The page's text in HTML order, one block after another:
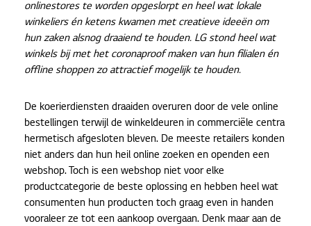
onlinestores te worden opgeslorpt en heel wat lokale
winkeliers én ketens kwamen met creatieve ideeën om
hun zaken alsnog draaiend te houden. LG stond heel wat
winkels bij met het coronaproof maken van hun filialen én
offline shoppen zo attractief mogelijk te houden.
De koerierdiensten draaiden overuren door de vele online
bestellingen terwijl de winkeldeuren in commerciële centra
hermetisch afgesloten bleven. De meeste retailers konden
niet anders dan hun heil online zoeken en openden een
webshop. Toch is een webshop niet voor elke
productcategorie de beste oplossing en hebben heel wat
consumenten hun producten toch graag even in handen
vooraleer ze tot een aankoop overgaan. Denk maar aan de